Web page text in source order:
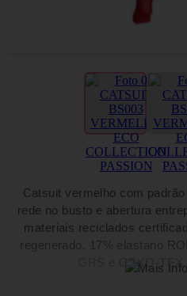
Catsuit vermelho com
rede no busto e abertura
materiais reciclados
regenerado, 17% elastano
GRS e OEKO-